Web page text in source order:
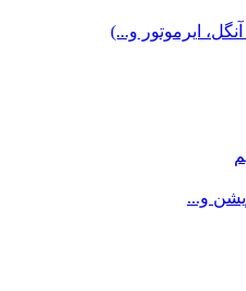
ایرموتور و...)
و...